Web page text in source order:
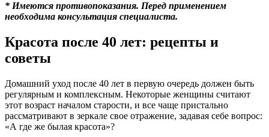
* Имеются противопоказания. Перед применением
необходима консультация специалиста.
Красота после 40 лет: рецепты и
советы
Домашний уход после 40 лет в первую очередь должен быть
регулярным и комплексным. Некоторые женщины считают
этот возраст началом старости, и все чаще пристально
рассматривают в зеркале свое отражение, задавая себе вопрос:
«А где же былая красота»?